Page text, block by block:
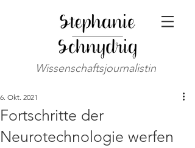
Wissenschaftsjournalistin
Fortschritte der
Neurotechnologie werfen
6. Okt. 2021